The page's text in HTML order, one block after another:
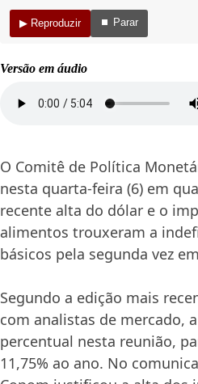
▶ Reproduzir ⏹ Parar
Versão em áudio
O Comitê de Política
nesta quarta-feira (6) em
recente alta do dólar e o
alimentos trouxeram a
básicos pela segunda vez
Segundo a edição mais
com analistas de mercado,
percentual nesta reunião,
11,75% ao ano. No